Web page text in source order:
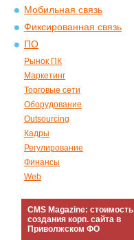
Мобильная связь
Фиксированная связь
ПО
Рынок ПК
Маркетинг
Торговые сети
Оборудование
Outsourcing
Кадры
Регулирование
Финансы
Web
CMS Magazine: стоимость
создания корп. сайта в
Приволжском ФО